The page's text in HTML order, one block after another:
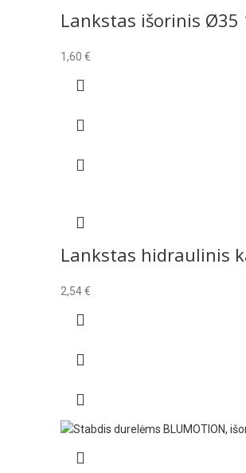
Lankstas išorinis Ø35
1,60 €
Lankstas hidraulinis
2,54€